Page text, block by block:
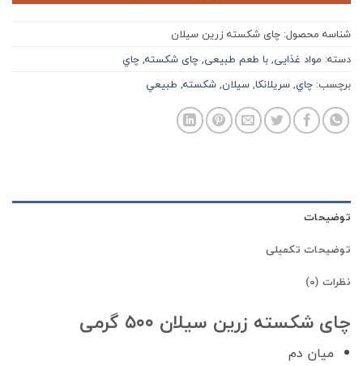
شناسه محصول: چای شکسته زرین سیلان
دسته: مواد غذایی,با طعم طبیعی,چای شکسته,چاي
برچسب: چاي,سريلانكا,سيلان,شكسته, طبيعي
توضیحات
توضیحات تکمیلی
نظرات (0)
چای شکسته زرین سیلان ۵۰۰ گرمی
میان دم